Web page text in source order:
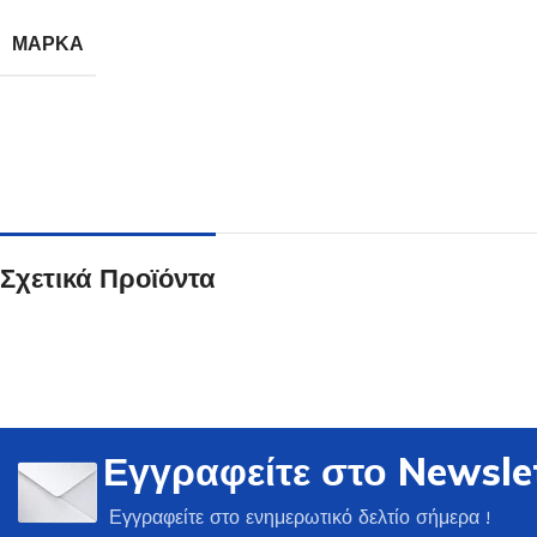
Δείτε Περισσότερα
ΜΆΡΚΑ
Σχετικά Προϊόντα
Εγγραφείτε στο
Εγγραφείτε στο ενημερωτικό δελτίο σήμερα !